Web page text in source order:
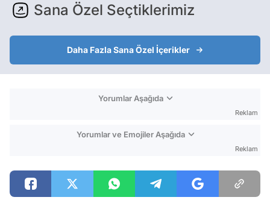
Sana Özel Seçtiklerimiz
Daha Fazla Sana Özel İçerikler
Yorumlar Aşağıda
Reklam
Yorumlar ve Emojiler Aşağıda
Reklam